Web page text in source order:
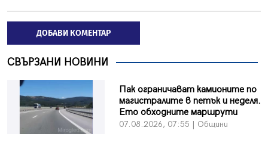
ДОБАВИ КОМЕНТАР
СВЪРЗАНИ НОВИНИ
Пак ограничават камионите по
магистралите в петък и неделя.
Ето обходните маршрути
07.08.2026, 07:55 | Общини